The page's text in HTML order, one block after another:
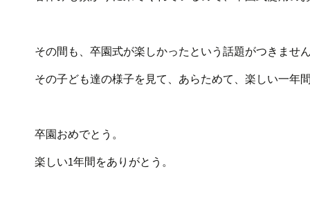
その間も、卒園式が楽しかったという話題がつきませ
その子ども達の様子を見て、あらためて、楽しい一年
卒園おめでとう。
楽しい1年間をありがとう。